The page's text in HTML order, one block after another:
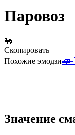
Паровоз
🚂
Скопировать
Похожие эмодзи🚅
Значение